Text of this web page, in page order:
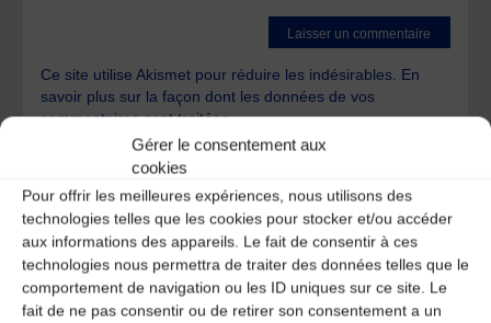
Gérer le consentement aux
cookies
Pour offrir les meilleures expériences, nous utilisons des
technologies telles que les cookies pour stocker et/ou accéder
aux informations des appareils. Le fait de consentir à ces
technologies nous permettra de traiter des données telles que le
comportement de navigation ou les ID uniques sur ce site. Le
fait de ne pas consentir ou de retirer son consentement a un
Ce site utilise Akismet pour réduire les indésirables. En
savoir plus sur la façon dont les données de vos
commentaires sont traitées.
A DECOUVRIR :